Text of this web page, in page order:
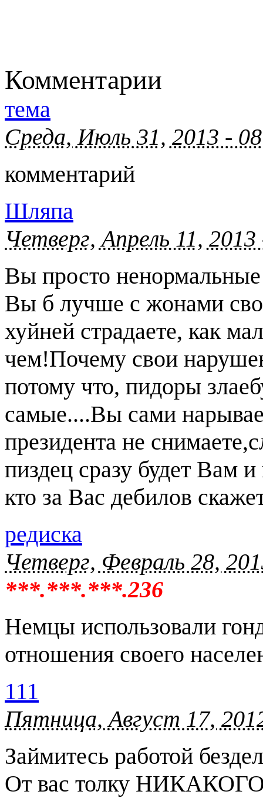
Комментарии
тема
Среда, Июль 31, 2013 -
комментарий
Шляпа
Четверг, Апрель 11,
Вы просто
Вы б лучше с жонами
хуйней страдаете, как
чем!Почему свои
потому что, пидоры
самые....Вы сами
президента не
пиздец сразу будет Вам
кто за Вас дебилов
редиска
Четверг, Февраль 28,
***.***.***.236
Немцы использовали
отношения своего
111
Пятница, Август 17,
Займитесь работой
От вас толку